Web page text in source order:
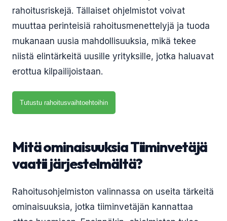
rahoitusriskejä. Tällaiset ohjelmistot voivat
muuttaa perinteisiä rahoitusmenettelyjä ja tuoda
mukanaan uusia mahdollisuuksia, mikä tekee
niistä elintärkeitä uusille yrityksille, jotka haluavat
erottua kilpailijoistaan.
Tutustu rahoitusvaihtoehtoihin
Mitä ominaisuuksia Tiiminvetäjä
vaatii järjestelmältä?
Rahoitusohjelmiston valinnassa on useita tärkeitä
ominaisuuksia, jotka tiiminvetäjän kannattaa